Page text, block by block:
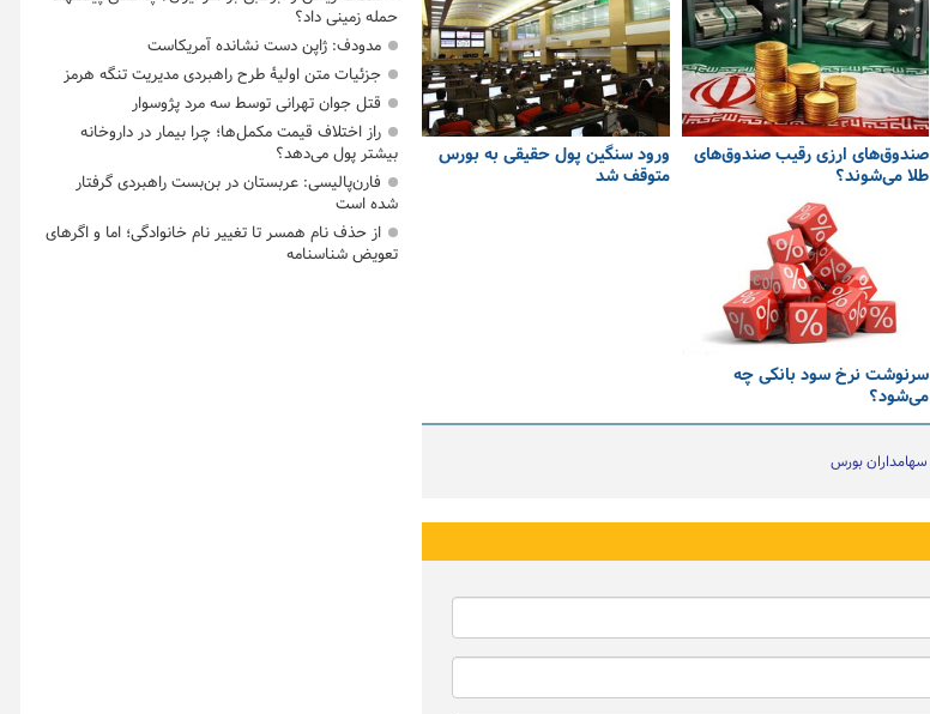
صندوق‌های ارزی رقیب صندوق‌های
طلا می‌شوند؟
ورود سنگین پول حقیقی به بورس
متوقف شد
سرنوشت نرخ سود بانکی چه
می‌شود؟
سهامداران بورس
حمله زمینی داد؟
مدودف: ژاپن دست نشانده آمریکاست
جزئیات متن اولیۀ طرح راهبردی مدیریت تنگه هرمز
قتل جوان تهرانی توسط سه مرد پژوسوار
راز اختلاف قیمت مکمل‌ها؛ چرا بیمار در داروخانه
بیشتر پول می‌دهد؟
فارن‌پالیسی: عربستان در بن‌بست راهبردی گرفتار
شده است
از حذف نام همسر تا تغییر نام خانوادگی؛ اما و اگرهای
تعویض شناسنامه